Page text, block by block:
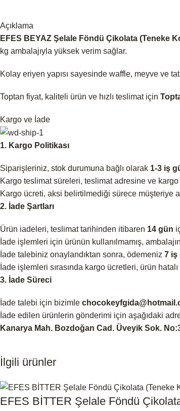
Açıklama
EFES BEYAZ Şelale Föndü Çikolata (Teneke
kg ambalajıyla yüksek verim sağlar.
Kolay eriyen yapısı sayesinde waffle, meyve ve
Toptan fiyat, kaliteli ürün ve hızlı teslimat için
Kargo ve İade
1. Kargo Politikası
Siparişleriniz, stok durumuna bağlı olarak 1-3 iş
Kargo teslimat süreleri, teslimat adresine ve
Kargo ücreti, aksi belirtilmediği sürece müşteriye
2. İade Şartları
Ürün iadeleri, teslimat tarihinden itibaren 14 gün
İade işlemleri için ürünün kullanılmamış,
İade talebiniz onaylandıktan sonra, ödemeniz 7 iş
İade işlemleri sırasında kargo ücretleri, ürün
3. İade Süreci
İade talebi için bizimle
İade edilen ürünlerin gönderimi için aşağıdaki
Kanarya Mah. Bozdoğan Cad. Üveyik Sok.
İlgili ürünler
EFES BİTTER Şelale Föndü